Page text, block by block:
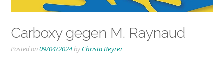
Carboxy gegen M. Raynaud
Posted on09/04/2024by Christa Beyrer